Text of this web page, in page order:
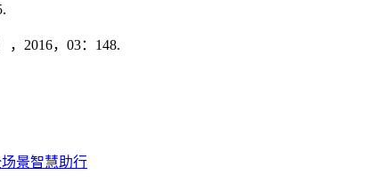
2016，03：148.
景智慧助行